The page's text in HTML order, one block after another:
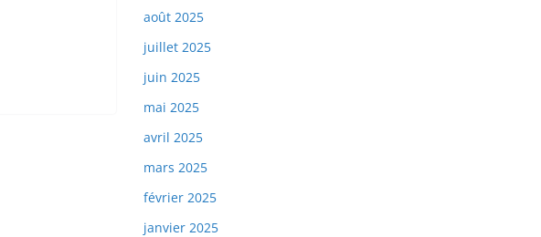
août 2025
juillet 2025
juin 2025
mai 2025
avril 2025
mars 2025
février 2025
janvier 2025